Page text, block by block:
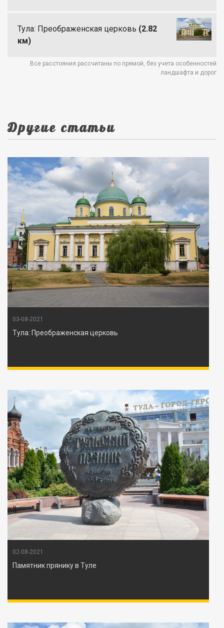
Тула: Преображенская церковь (2.82
км)
Все расстояния рассчитаны по прямой, без учета особенностей
ландшафта и дорог
Другие статьи
03-08-2021
Тула: Преображенская церковь
02-08-2021
Памятник прянику в Туле